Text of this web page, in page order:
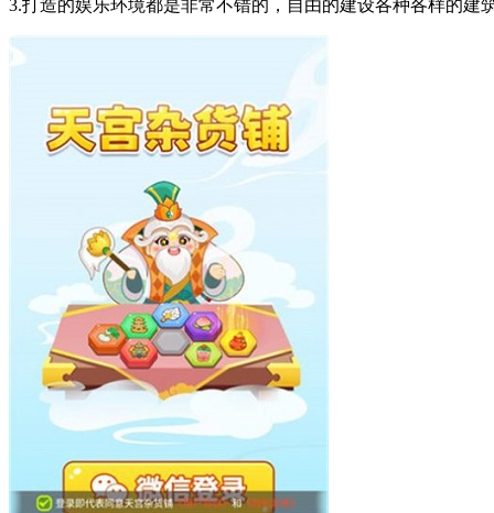
3.打造的娱乐环境都是非常不错的，自由的建设各种各样的建